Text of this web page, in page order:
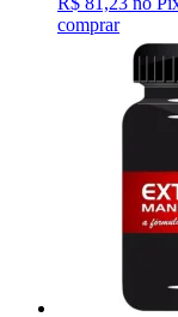
comprar